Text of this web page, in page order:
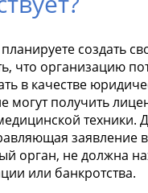
создать
что организацию
в качестве
могут получить
техники.
заявление в
орган, не должна
или банкротства.